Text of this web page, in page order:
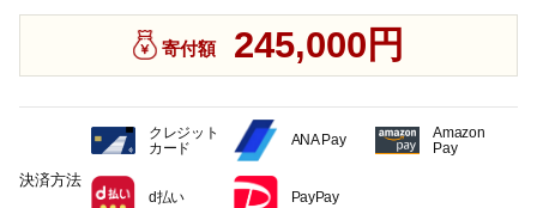
寄付額 245,000円
決済方法
クレジット
カード
ANA Pay
Amazon
Pay
d払い PayPay